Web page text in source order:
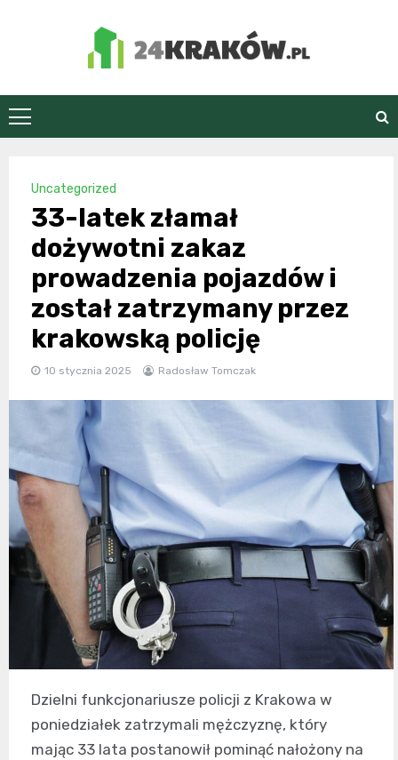
24Kraków.pl
Uncategorized
33-latek złamał
dożywotni zakaz
prowadzenia pojazdów i
został zatrzymany przez
krakowską policję
10 stycznia 2025 Radosław Tomczak
Dzielni funkcjonariusze policji z Krakowa w
poniedziałek zatrzymali mężczyznę, który
mając 33 lata postanowił pominąć nałożony na